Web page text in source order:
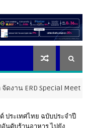
Special Meeting หนุ
ประเทศไทย ฉบับประจำปี
นดับร้านอาหาร ไปยัง